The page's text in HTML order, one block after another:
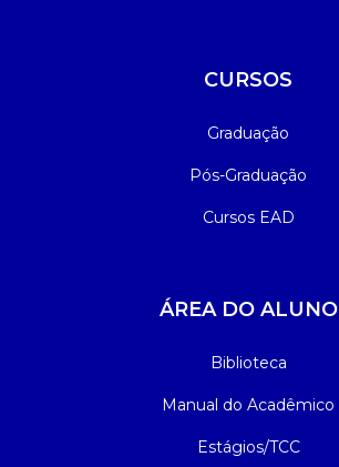
CURSOS
Graduação
Pós-Graduação
Cursos EAD
ÁREA DO ALUNO
Biblioteca
Manual do Acadêmico
Estágios/TCC